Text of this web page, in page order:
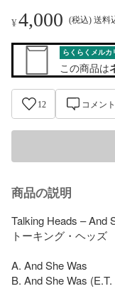
¥4,000 (税込) 送料
らくらくメルカ
この商品は
12 コメント
商品の説明
Talking Heads – And
トーキング・ヘッズ
A. And She Was
B. And She Was